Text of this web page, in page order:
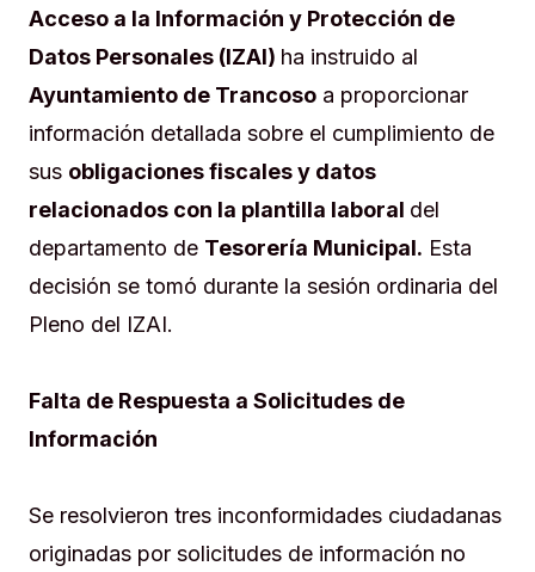
Acceso a la Información y Protección de
Datos Personales (IZAI) ha instruido al
Ayuntamiento de Trancoso a proporcionar
información detallada sobre el cumplimiento de
sus obligaciones fiscales y datos
relacionados con la plantilla laboral del
departamento de Tesorería Municipal. Esta
decisión se tomó durante la sesión ordinaria del
Pleno del IZAI.
Falta de Respuesta a Solicitudes de
Información
Se resolvieron tres inconformidades ciudadanas
originadas por solicitudes de información no